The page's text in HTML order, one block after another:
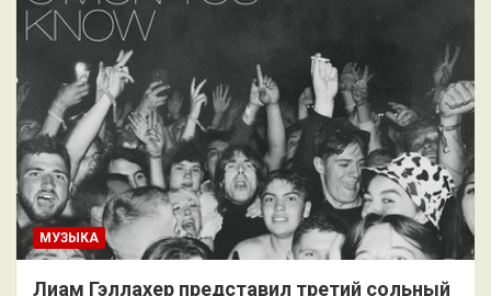
МУЗЫКА
Лиам Гэллахер представил третий сольный